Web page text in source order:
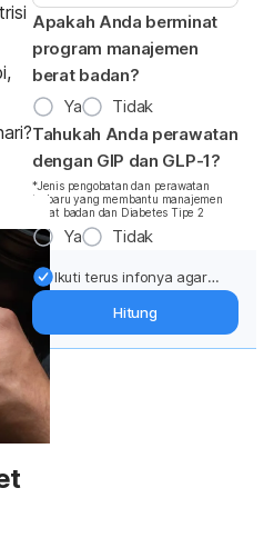
Apakah Anda berminat
program manajemen
berat badan?
Ya
Tidak
Tahukah Anda perawatan
dengan GIP dan GLP-1?
*Jenis pengobatan dan perawatan
terbaru yang membantu manajemen
berat badan dan Diabetes Tipe 2
Ya Tidak
Ikuti terus infonya agar
Dapatkan update dari
Hitung